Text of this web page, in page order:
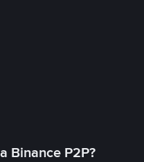
Binance P2P?